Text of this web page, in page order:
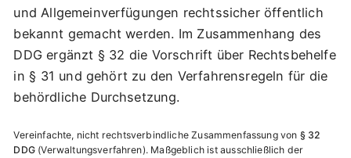
und Allgemeinverfügungen rechtssicher öffentlich
bekannt gemacht werden. Im Zusammenhang des
DDG ergänzt § 32 die Vorschrift über Rechtsbehelfe
in § 31 und gehört zu den Verfahrensregeln für die
behördliche Durchsetzung.
Vereinfachte, nicht rechtsverbindliche Zusammenfassung von § 32
DDG Verwaltungsverfahren . Maßgeblich ist ausschließlich der